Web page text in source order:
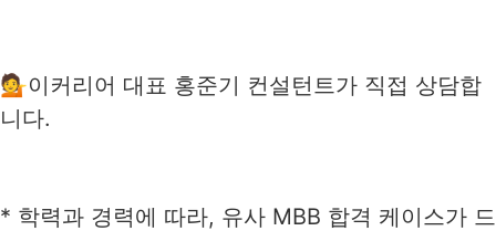
💁이커리어 대표 홍준기 컨설턴트가 직접 상담합
니다.
* 학력과 경력에 따라, 유사 MBB 합격 케이스가 드